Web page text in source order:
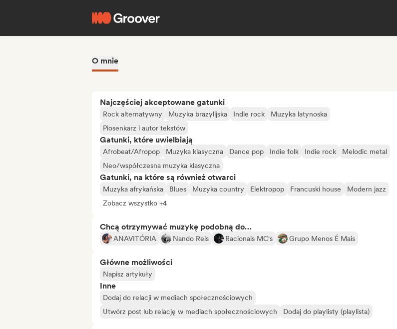
O mnie
Najczęściej akceptowane gatunki
Rock alternatywny Muzyka brazylijska Indie rock
Muzyka latynoska
Piosenkarz i autor tekstów
Gatunki, które uwielbiają
Afrobeat/Afropop Muzyka klasyczna Dance pop Indie folk Indie rock
Melodic metal
Neo/współczesna muzyka klasyczna
Gatunki, na które są również otwarci
Muzyka afrykańska Blues Muzyka country Elektropop Francuski house
Modern jazz
Zobacz wszystko +4
Chcą otrzymywać muzykę podobną do…
ANAVITÓRIA Nando Reis Racionais MC's Grupo Menos É Mais
Główne możliwości
Napisz artykuły
Inne
Dodaj do relacji w mediach społecznościowych
Utwórz post lub relację w mediach społecznościowych
Dodaj do playlisty (playlista)